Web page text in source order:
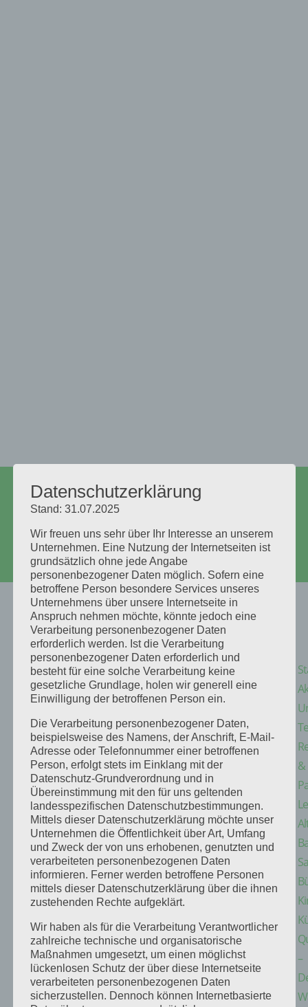
traeumeausholz@outlook.com
Facebook
Instagram
Facebook
Instagram
&
–
Datenschutzerklärung
Stand: 31.07.2025
Wir freuen uns sehr über Ihr Interesse an unserem
Unternehmen. Eine Nutzung der Internetseiten ist
grundsätzlich ohne jede Angabe
personenbezogener Daten möglich. Sofern eine
betroffene Person besondere Services unseres
Unternehmens über unsere Internetseite in
Anspruch nehmen möchte, könnte jedoch eine
Verarbeitung personenbezogener Daten
erforderlich werden. Ist die Verarbeitung
personenbezogener Daten erforderlich und
besteht für eine solche Verarbeitung keine
gesetzliche Grundlage, holen wir generell eine
Einwilligung der betroffenen Person ein.
Die Verarbeitung personenbezogener Daten,
beispielsweise des Namens, der Anschrift, E-Mail-
Adresse oder Telefonnummer einer betroffenen
Person, erfolgt stets im Einklang mit der
Datenschutz-Grundverordnung und in
Übereinstimmung mit den für uns geltenden
landesspezifischen Datenschutzbestimmungen.
Mittels dieser Datenschutzerklärung möchte unser
Unternehmen die Öffentlichkeit über Art, Umfang
und Zweck der von uns erhobenen, genutzten und
verarbeiteten personenbezogenen Daten
informieren. Ferner werden betroffene Personen
mittels dieser Datenschutzerklärung über die ihnen
zustehenden Rechte aufgeklärt.
Wir haben als für die Verarbeitung Verantwortlicher
zahlreiche technische und organisatorische
Maßnahmen umgesetzt, um einen möglichst
lückenlosen Schutz der über diese Internetseite
verarbeiteten personenbezogenen Daten
sicherzustellen. Dennoch können Internetbasierte